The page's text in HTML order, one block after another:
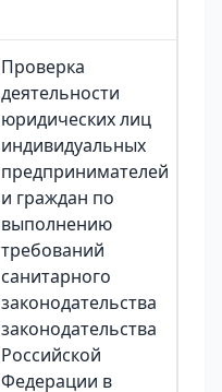
Проверка
деятельности
юридических лиц
индивидуальных
предпринимателей
и граждан по
выполнению
требований
санитарного
законодательства
законодательства
Российской
Федерации в